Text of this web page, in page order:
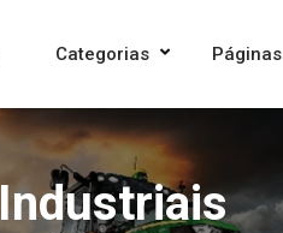
Categorias Páginas